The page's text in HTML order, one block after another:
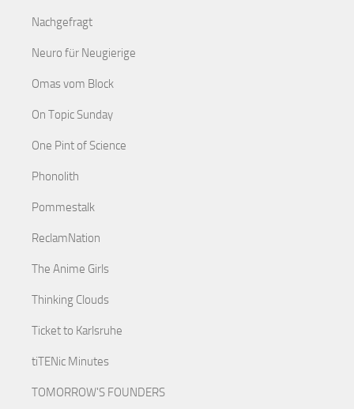
Nachgefragt
Neuro für Neugierige
Omas vom Block
On Topic Sunday
One Pint of Science
Phonolith
Pommestalk
ReclamNation
The Anime Girls
Thinking Clouds
Ticket to Karlsruhe
tiTENic Minutes
TOMORROW'S FOUNDERS